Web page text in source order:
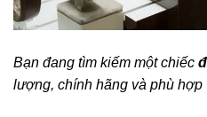
Bạn đang tìm kiếm một chiếc
lượng, chính hãng và phù